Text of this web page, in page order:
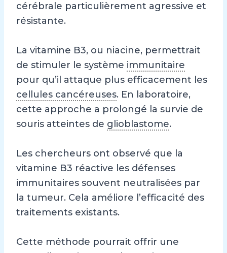
cérébrale particulièrement agressive et
résistante.
La vitamine B3, ou niacine, permettrait
de stimuler le système immunitaire
pour qu’il attaque plus efficacement les
cellules cancéreuses. En laboratoire,
cette approche a prolongé la survie de
souris atteintes de glioblastome.
Les chercheurs ont observé que la
vitamine B3 réactive les défenses
immunitaires souvent neutralisées par
la tumeur. Cela améliore l’efficacité des
traitements existants.
Cette méthode pourrait offrir une